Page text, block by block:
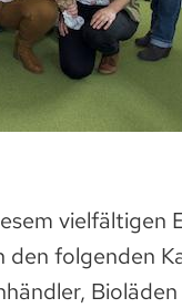
vielfältigen
den folgenden